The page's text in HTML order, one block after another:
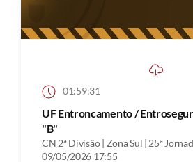
01:59:31
UF Entroncamento /
"B"
CN 2ª Divisão | Zona Sul | 25ª
09/05/2026 17:55